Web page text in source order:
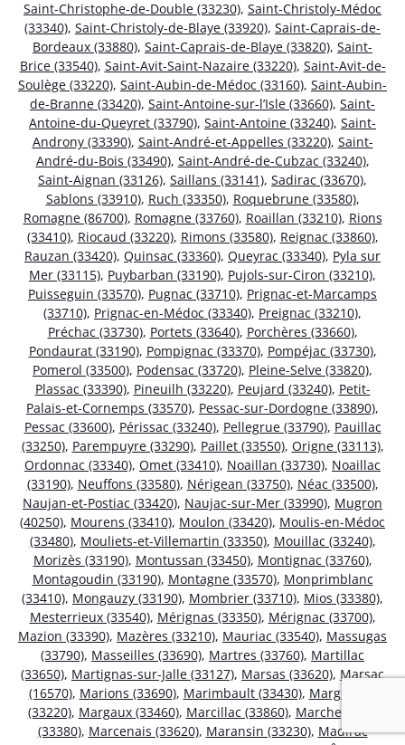
Saint-Christophe-de-Double (33230), Saint-Christoly-Médoc
(33340), Saint-Christoly-de-Blaye (33920), Saint-Caprais-de-
Bordeaux (33880), Saint-Caprais-de-Blaye (33820), Saint-
Brice (33540), Saint-Avit-Saint-Nazaire (33220), Saint-Avit-de-
Soulège (33220), Saint-Aubin-de-Médoc (33160), Saint-Aubin-
de-Branne (33420), Saint-Antoine-sur-l’Isle (33660), Saint-
Antoine-du-Queyret (33790), Saint-Antoine (33240), Saint-
Androny (33390), Saint-André-et-Appelles (33220), Saint-
André-du-Bois (33490), Saint-André-de-Cubzac (33240),
Saint-Aignan (33126), Saillans (33141), Sadirac (33670),
Sablons (33910), Ruch (33350), Roquebrune (33580),
Romagne (86700), Romagne (33760), Roaillan (33210), Rions
(33410), Riocaud (33220), Rimons (33580), Reignac (33860),
Rauzan (33420), Quinsac (33360), Queyrac (33340), Pyla sur
Mer (33115), Puybarban (33190), Pujols-sur-Ciron (33210),
Puisseguin (33570), Pugnac (33710), Prignac-et-Marcamps
(33710), Prignac-en-Médoc (33340), Preignac (33210),
Préchac (33730), Portets (33640), Porchères (33660),
Pondaurat (33190), Pompignac (33370), Pompéjac (33730),
Pomerol (33500), Podensac (33720), Pleine-Selve (33820),
Plassac (33390), Pineuilh (33220), Peujard (33240), Petit-
Palais-et-Cornemps (33570), Pessac-sur-Dordogne (33890),
Pessac (33600), Périssac (33240), Pellegrue (33790), Pauillac
(33250), Parempuyre (33290), Paillet (33550), Origne (33113),
Ordonnac (33340), Omet (33410), Noaillan (33730), Noaillac
(33190), Neuffons (33580), Nérigean (33750), Néac (33500),
Naujan-et-Postiac (33420), Naujac-sur-Mer (33990), Mugron
(40250), Mourens (33410), Moulon (33420), Moulis-en-Médoc
(33480), Mouliets-et-Villemartin (33350), Mouillac (33240),
Morizès (33190), Montussan (33450), Montignac (33760),
Montagoudin (33190), Montagne (33570), Monprimblanc
(33410), Mongauzy (33190), Mombrier (33710), Mios (33380),
Mesterrieux (33540), Mérignas (33350), Mérignac (33700),
Mazion (33390), Mazères (33210), Mauriac (33540), Massugas
(33790), Masseilles (33690), Martres (33760), Martillac
(33650), Martignas-sur-Jalle (33127), Marsas (33620), Marsac
(16570), Marions (33690), Marimbault (33430), Margueron
(33220), Margaux (33460), Marcillac (33860), Marcheprime
(33380), Marcenais (33620), Maransin (33230), Madirac